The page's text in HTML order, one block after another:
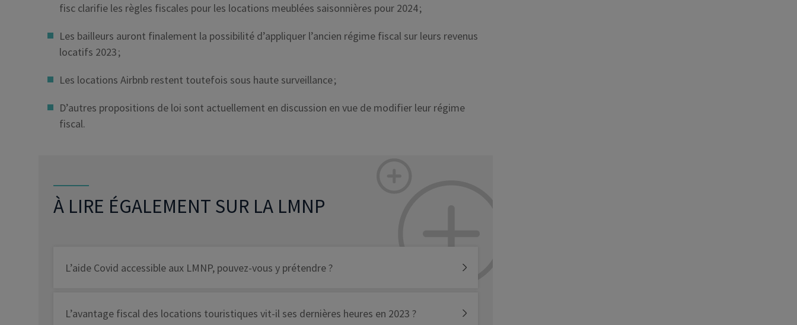
fisc clarifie les règles fiscales pour les locations meublées saisonnières pour 2024 ;
Les bailleurs auront finalement la possibilité d’appliquer l’ancien régime fiscal sur leurs revenus
locatifs 2023 ;
Les locations Airbnb restent toutefois sous haute surveillance ;
D’autres propositions de loi sont actuellement en discussion en vue de modifier leur régime
fiscal.
À LIRE ÉGALEMENT SUR LA LMNP
L’aide Covid accessible aux LMNP, pouvez-vous y prétendre ?
L’avantage fiscal des locations touristiques vit-il ses dernières heures en 2023 ?